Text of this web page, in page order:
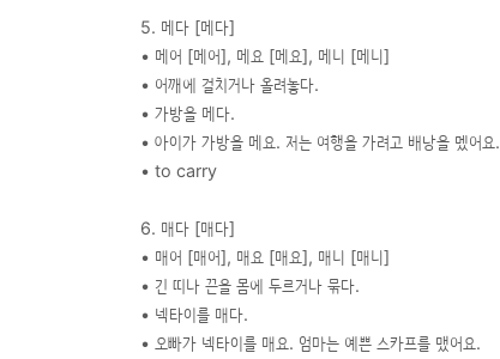
5. 메다 [메다]
• 메어 [메어], 메요 [메요], 메니 [메니]
• 어깨에 걸치거나 올려놓다.
• 가방을 메다.
• 아이가 가방을 메요. 저는 여행을 가려고 배낭을 멨어요.
• to carry
6. 매다 [매다]
• 매어 [매어], 매요 [매요], 매니 [매니]
• 긴 띠나 끈을 몸에 두르거나 묶다.
• 넥타이를 매다.
• 오빠가 넥타이를 매요. 엄마는 예쁜 스카프를 맸어요.